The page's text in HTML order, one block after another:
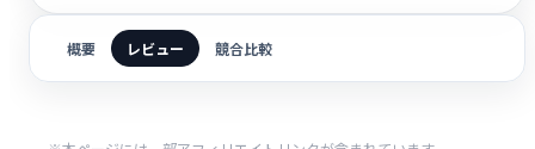
概要 レビュー 競合比較